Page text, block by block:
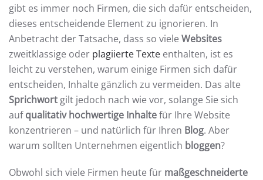
gibt es immer noch Firmen, die sich dafür entscheiden,
dieses entscheidende Element zu ignorieren. In
Anbetracht der Tatsache, dass so viele Websites
zweitklassige oder plagiierte Texte enthalten, ist es
leicht zu verstehen, warum einige Firmen sich dafür
entscheiden, Inhalte gänzlich zu vermeiden. Das alte
Sprichwort gilt jedoch nach wie vor, solange Sie sich
aufqualitativ hochwertige Inhaltefür Ihre Website
konzentrieren – und natürlich für Ihren Blog. Aber
warum sollten Unternehmen eigentlich bloggen?
Obwohl sich viele Firmen heute für maßgeschneiderte